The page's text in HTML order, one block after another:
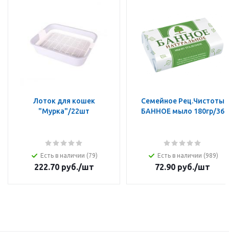
Лоток для кошек
"Мурка"/22шт
Есть в наличии (79)
222.70руб./шт
Семейное Рец.Чистоты
БАННОЕ мыло 180гр/36
Есть в наличии (989)
72.90 руб./шт